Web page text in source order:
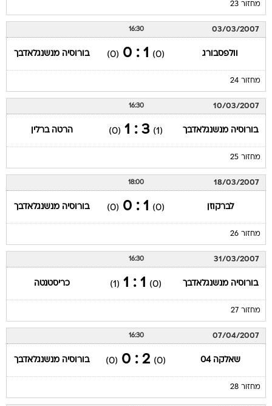
מחזור 23
03/03/2007
16:30
וולפסבורג (0)
1 : 0
(0) בורוסיה מנשנגלאדבך
מחזור 24
10/03/2007
16:30
בורוסיה מנשנגלאדבך (1)
3 : 1
(0) הרטה ברלין
מחזור 25
18/03/2007
18:00
לברקוזן (0)
1 : 0
(0) בורוסיה מנשנגלאדבך
מחזור 26
31/03/2007
16:30
בורוסיה מנשנגלאדבך (0)
1 : 1
(1) כריסטנטה
מחזור 27
07/04/2007
16:30
שאלקה 04 (0)
2 : 0
(0) בורוסיה מנשנגלאדבך
מחזור 28